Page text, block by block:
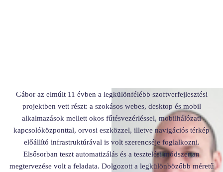
Gábor az elmúlt 11 évben a legkülönfélébb szoftverfejlesztési
projektben vett részt: a szokásos webes, desktop és mobil
alkalmazások mellett okos fűtésvezérléssel, mobilhálózati
kapcsolóközponttal, orvosi eszközzel, illetve navigációs térkép
előállító infrastruktúrával is volt szerencséje foglalkozni.
Elsősorban teszt automatizálás és a tesztelési módszertan
megtervezése volt a feladata. Dolgozott a legkülönbözőbb méretű